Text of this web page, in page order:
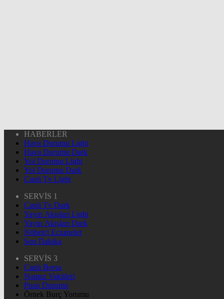
HABERLER
Hava Durumu Light
Hava Durumu Dark
Yol Durumu Light
Yol Durumu Dark
Canlı Tv Light
SERVİS 1
Canlı Tv Dark
Yayın Akışları Light
Yayın Akışları Dark
Nöbetçi Eczaneler
Son Dakika
SERVİS 3
Canlı Borsa
Namaz Vakitleri
Puan Durumu
Örnek Burç Yorumu